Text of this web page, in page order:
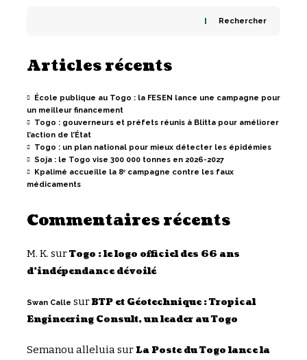
Rechercher
Articles récents
École publique au Togo : la FESEN lance une campagne pour
un meilleur financement
Togo : gouverneurs et préfets réunis à Blitta pour améliorer
l’action de l’État
Togo : un plan national pour mieux détecter les épidémies
Soja : le Togo vise 300 000 tonnes en 2026-2027
Kpalimé accueille la 8ᵉ campagne contre les faux
médicaments
Commentaires récents
M. K. surTogo : le logo officiel des 66 ans
d’indépendance dévoilé
Swan Calle surBTP et Géotechnique : Tropical
Engineering Consult, un leader au Togo
Semanou alleluiasurLa Poste du Togo lance la